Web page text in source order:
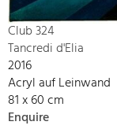
Club 324
Tancredi d'Elia
2016
Acryl auf Leinwand
81 x 60 cm
Enquire